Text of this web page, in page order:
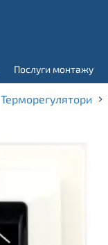
Послуги монтажу
Терморегулятори